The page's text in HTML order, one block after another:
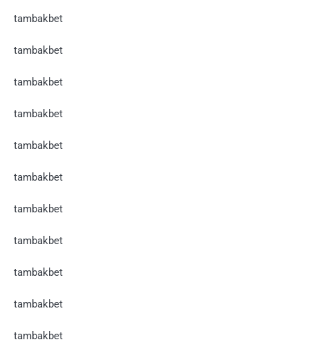
tambakbet
tambakbet
tambakbet
tambakbet
tambakbet
tambakbet
tambakbet
tambakbet
tambakbet
tambakbet
tambakbet